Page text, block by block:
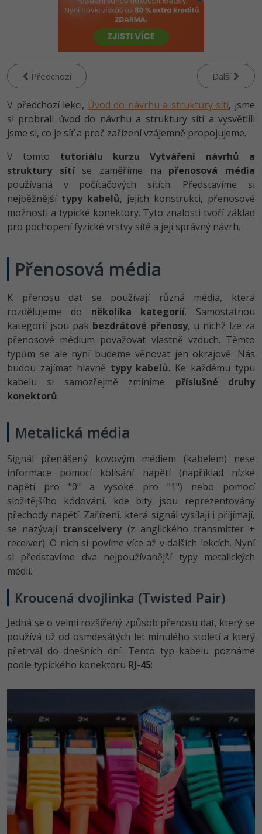
HTML5, CSS3, Bootstrap, SEO
SQL a databáze
Testování a verzování
UML a návrhové vzory
React
Spring
ASP.NET MVC
Django
JavaScript
Python
HTML / CSS
UML a návrhové vzory
MySQL/MariaDB
MS-SQL
SQLite
Vývojář mobilních aplikací
Specialista na AI a bigdata
C# Game developer
Webdesigner
Tester
Grafik / UX/UI návrhář
3D grafik
Projektový manažer
WordPress specialista
SEO specialista
Python -80%
JavaScript -80%
PHP
-80%
Swift -80%
C -80%
VB.NET
SQL
Umělá inteligence (AI) -10%
Pro děti
Více
Fórum
Digitální gramotnost
Marketing -30%
WordPress
-30%
UX
Business
Kryptoměny -25%
Copywriting -30%
MS Office -80%
Google Dokumenty
Windows
Linux
Sítě
Kybernetická bezpečnost
Elektronický podpis
Fórum
Kurzy designu
HTML/CSS -80%
Photoshop -80%
Adobe Illustrator -80%
Adobe Lightroom
Adobe XD
Adobe InDesign -25%
Inkscape
Fotografování -80%
Video
Ostatní
Příběhy absolventů
Blog
Kariéra
Předchozí Další
V předchozí lekci, Úvod do návrhu a struktury sítí, jsme
si probrali úvod do návrhu a struktury sítí a vysvětlili
jsme si, co je síť a proč zařízení vzájemně propojujeme.
V tomto tutoriálu kurzu Vytváření návrhů a
struktury sítíse zaměříme na přenosová média
používaná v počítačových sítích. Představíme si
nejběžnější typy kabelů, jejich konstrukci, přenosové
možnosti a typické konektory. Tyto znalosti tvoří základ
pro pochopení fyzické vrstvy sítě a její správný návrh.
Přenosová média
K přenosu dat se používají různá média, která
rozdělujeme do několika kategorií. Samostatnou
kategorií jsou pak bezdrátové přenosy, u nichž lze za
přenosové médium považovat vlastně vzduch. Těmto
typům se ale nyní budeme věnovat jen okrajově. Nás
budou zajímat hlavně typy kabelů. Ke každému typu
kabelu si samozřejmě zmíníme příslušné druhy
konektorů.
Metalická média
Signál přenášený kovovým médiem (kabelem) nese
informace pomocí kolísání napětí (například nízké
napětí pro "0" a vysoké pro "1") nebo pomocí
složitějšího kódování, kde bity jsou reprezentovány
přechody napětí. Zařízení, která signál vysílají i přijímají,
se nazývají transceivery(z anglického transmitter +
receiver). O nich si povíme více až v dalších lekcích. Nyní
si představíme dva nejpoužívanější typy metalických
médií.
Kroucená dvojlinka (Twisted Pair)
Jedná se o velmi rozšířený způsob přenosu dat, který se
používá už od osmdesátých let minulého století a který
přetrval do dnešních dní. Tento typ kabelu poznáme
podle typického konektoru RJ-45: